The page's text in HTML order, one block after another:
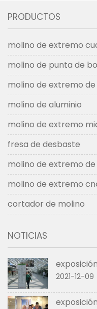
PRODUCTOS
molino de extremo
molino de punta de
molino de extremo
molino de aluminio
molino de extremo
fresa de desbaste
molino de extremo
molino de extremo
cortador de molino
NOTICIAS
2021-12-09